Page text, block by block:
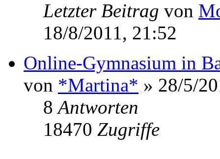
Letzter Beitrag von
18/8/2011, 21:52
Online-Gymnasium in
von *Martina* » 28/5/
8Antworten
18470 Zugriffe